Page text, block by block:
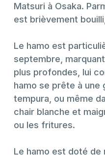
Matsuri à Osaka.
est brièvement
Le hamo est
septembre,
plus profondes, lui
hamo se prête à une
tempura, ou même
chair blanche et
ou les fritures.
Le hamo est doté